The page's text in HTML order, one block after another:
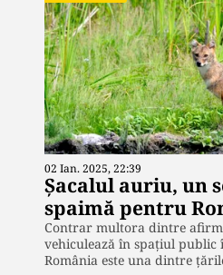
02 Ian. 2025, 22:39
Șacalul auriu, un
spaimă pentru
Contrar multora dintre
vehiculează în spațiul public
România este una dintre